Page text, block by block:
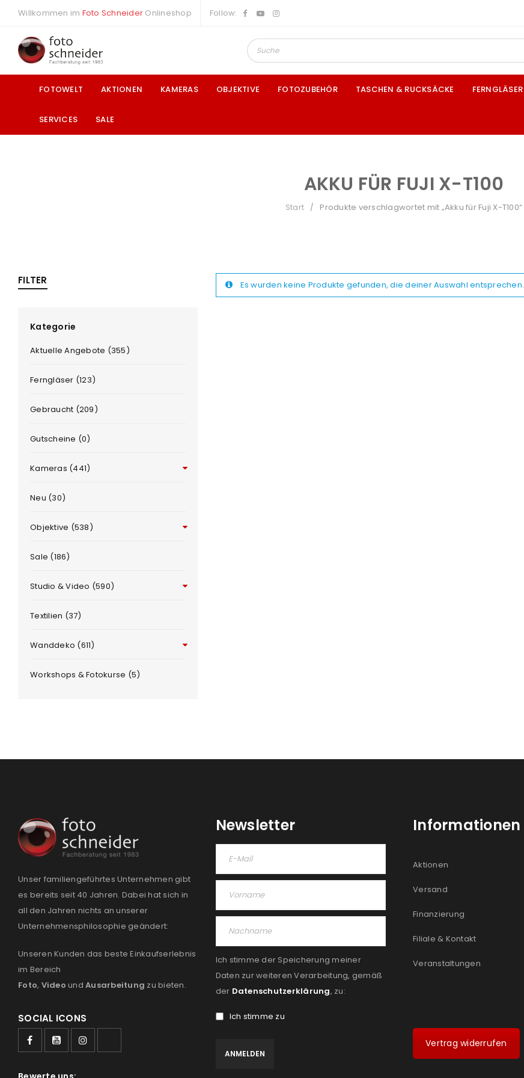
Datenschutzerklärung. *
Willkommen im Foto Schneider Onlineshop Follow:
FOTOWELT AKTIONEN KAMERAS OBJEKTIVE FOTOZUBEHÖR TASCHEN & RUCKSÄCKE FERNGLÄSER
SERVICES SALE
AKKU FÜR FUJI X-T100
Start / Produkte verschlagwortet mit „Akku für Fuji X-T100“
FILTER
Kategorie
Aktuelle Angebote (355)
Ferngläser (123)
Gebraucht (209)
Gutscheine (0)
Kameras (441)
Neu (30)
Objektive (538)
Sale (186)
Studio & Video (590)
Textilien (37)
Wanddeko (611)
Workshops & Fotokurse (5)
Es wurden keine Produkte gefunden, die deiner Auswahl entsprechen.
Unser familiengeführtes Unternehmen gibt
es bereits seit 40 Jahren. Dabei hat sich in
all den Jahren nichts an unserer
Unternehmensphilosophie geändert:
Unseren Kunden das beste Einkaufserlebnis
im Bereich
Foto, Video und Ausarbeitung zu bieten.
SOCIAL ICONS
Newsletter
Ich stimme der Speicherung meiner
Daten zur weiteren Verarbeitung, gemäß
der Datenschutzerklärung, zu:
Ich stimme zu
Informationen
Aktionen
Versand
Finanzierung
Filiale & Kontakt
Veranstaltungen
Vertrag widerrufen